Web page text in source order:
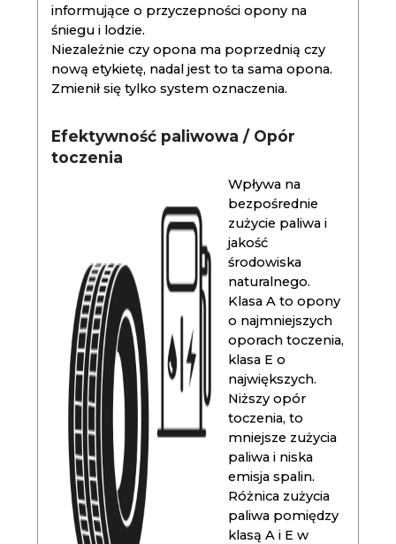
informujące o przyczepności opony na
śniegu i lodzie.
Niezależnie czy opona ma poprzednią czy
nową etykietę, nadal jest to ta sama opona.
Zmienił się tylko system oznaczenia.
Efektywność paliwowa / Opór
toczenia
Wpływa na
bezpośrednie
zużycie paliwa i
jakość
środowiska
naturalnego.
Klasa A to opony
o najmniejszych
oporach toczenia,
klasa E o
największych.
Niższy opór
toczenia, to
mniejsze zużycia
paliwa i niska
emisja spalin.
Różnica zużycia
paliwa pomiędzy
klasą A i E w